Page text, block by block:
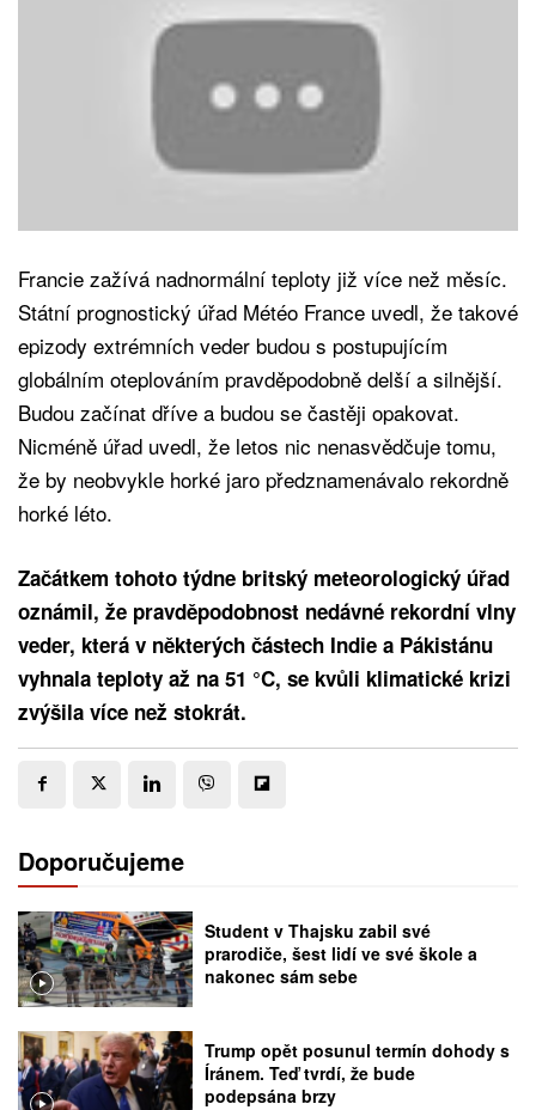
Francie zažívá nadnormální teploty již více než měsíc.
Státní prognostický úřad Météo France uvedl, že takové
epizody extrémních veder budou s postupujícím
globálním oteplováním pravděpodobně delší a silnější.
Budou začínat dříve a budou se častěji opakovat.
Nicméně úřad uvedl, že letos nic nenasvědčuje tomu,
že by neobvykle horké jaro předznamenávalo rekordně
horké léto.
Začátkem tohoto týdne britský meteorologický úřad
oznámil, že pravděpodobnost nedávné rekordní vlny
veder, která v některých částech Indie a Pákistánu
vyhnala teploty až na 51 °C, se kvůli klimatické krizi
zvýšila více než stokrát.
Doporučujeme
Student v Thajsku zabil své
prarodiče, šest lidí ve své škole a
nakonec sám sebe
Trump opět posunul termín dohody s
Íránem. Teď tvrdí, že bude
podepsána brzy